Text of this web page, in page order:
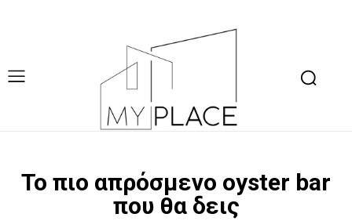
To πιο απρόσμενο oyster bar
που θα δεις